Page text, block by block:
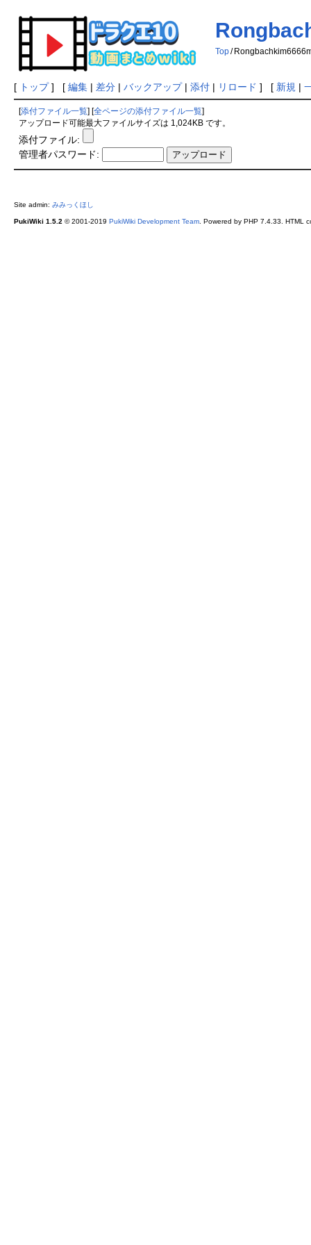
Top /
[ トップ] [ 編集| 差分| バックアップ| 添付| リロード ] [ 新規 |
添付ファイル一覧 全ページの添付ファイル一覧
アップロード可能最大ファイルサイズは 1,024KB です。
添付ファイル:
管理者パスワード:
Site admin: みみっくほし
PukiWiki 1.5.2 © 2001-2019 PukiWiki Development Team. Powered by PHP 7.4.33. HTML